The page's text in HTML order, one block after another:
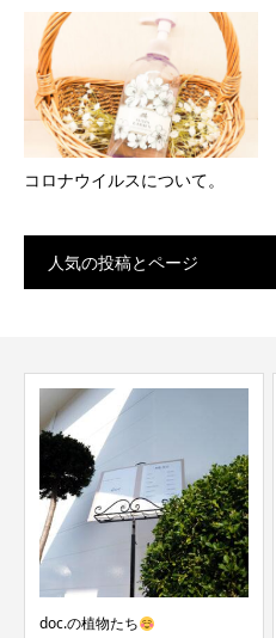
コロナウイルスについて。
人気の投稿とページ
doc.の植物たち